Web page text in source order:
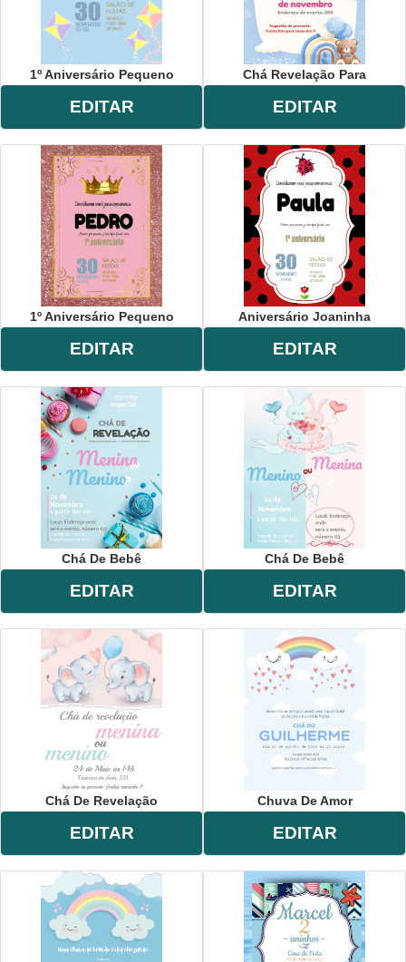
1º Aniversário Pequeno
EDITAR
Chá Revelação Para
EDITAR
1º Aniversário Pequeno
EDITAR
Aniversário Joaninha
EDITAR
Chá De Bebê
EDITAR
Chá De Bebê
EDITAR
Chá De Revelação
EDITAR
Chuva De Amor
EDITAR